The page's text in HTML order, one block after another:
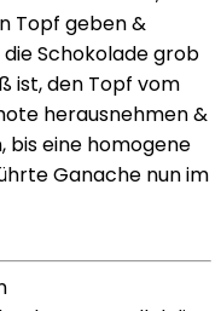
Topf geben &
Schokolade grob
ist, den Topf vom
herausnehmen &
bis eine homogene
Ganache nun im